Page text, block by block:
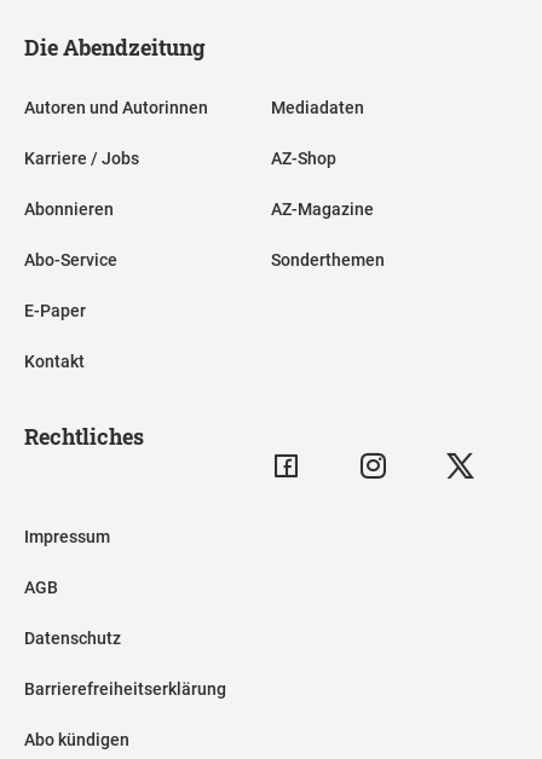
Die Abendzeitung
Autoren und Autorinnen
Karriere / Jobs
Abonnieren
Abo-Service
E-Paper
Kontakt
Mediadaten
AZ-Shop
AZ-Magazine
Sonderthemen
Rechtliches
Impressum
AGB
Datenschutz
Barrierefreiheitserklärung
Abo kündigen